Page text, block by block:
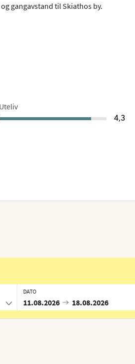
gangavstand til Skiathos by.
Uteliv
4,3
DATO
11.08.2026 18.08.2026